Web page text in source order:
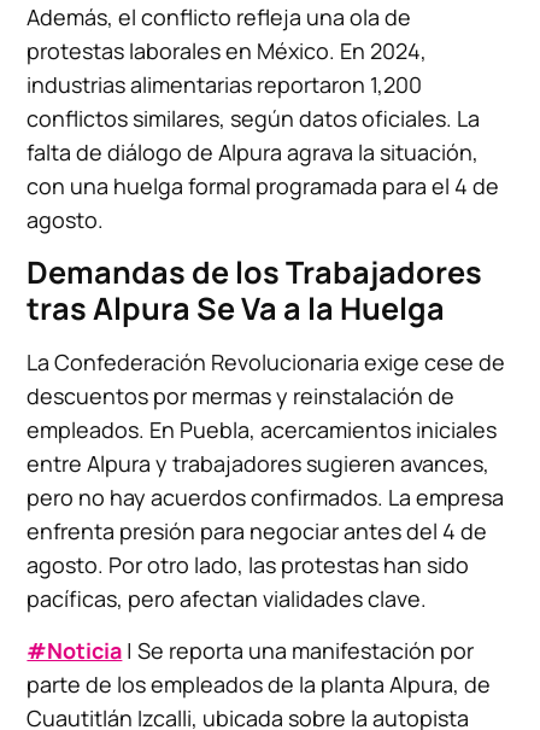
Además, el conflicto refleja una ola de
protestas laborales en México. En 2024,
industrias alimentarias reportaron 1,200
conflictos similares, según datos oficiales. La
falta de diálogo de Alpura agrava la situación,
con una huelga formal programada para el 4 de
agosto.
Demandas de los Trabajadores
tras Alpura Se Va a la Huelga
La Confederación Revolucionaria exige cese de
descuentos por mermas y reinstalación de
empleados. En Puebla, acercamientos iniciales
entre Alpura y trabajadores sugieren avances,
pero no hay acuerdos confirmados. La empresa
enfrenta presión para negociar antes del 4 de
agosto. Por otro lado, las protestas han sido
pacíficas, pero afectan vialidades clave.
#Noticia | Se reporta una manifestación por
parte de los empleados de la planta Alpura, de
Cuautitlán Izcalli, ubicada sobre la autopista